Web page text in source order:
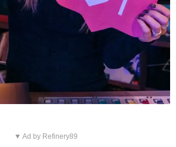
▼ Ad by Refinery89